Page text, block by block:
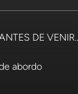
DE
abordo